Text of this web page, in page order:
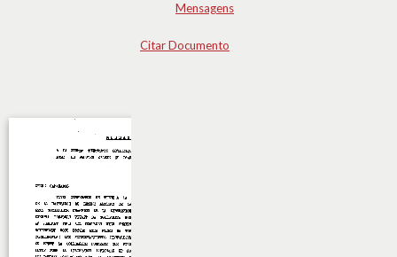
Mensagens
Citar Documento